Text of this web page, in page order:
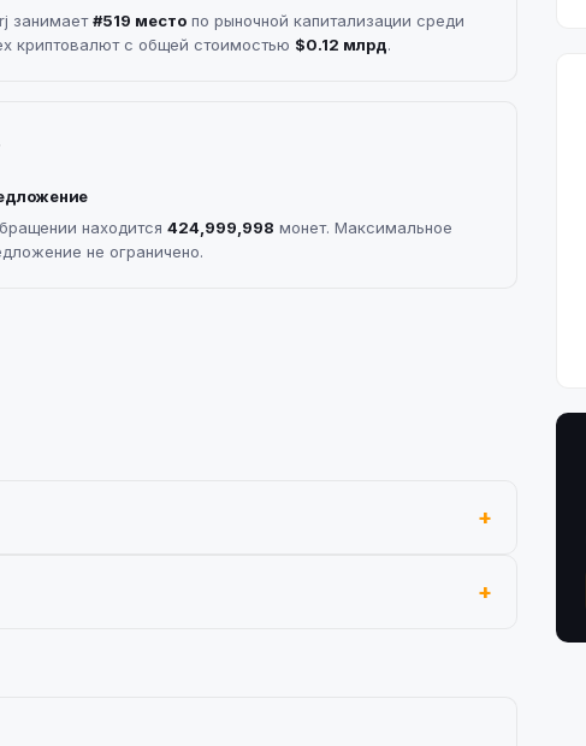
занимает#519 место по рыночной капитализации среди
криптовалют с общей стоимостью $0.12 млрд.
находится 424,999,998 монет. Максимальное
не ограничено.